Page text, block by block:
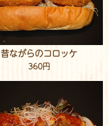
昔ながらのコロッケ
360円